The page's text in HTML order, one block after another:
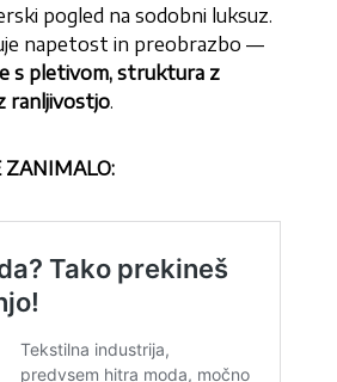
pogled na sodobni luksuz.
napetost in preobrazbo —
s pletivom, struktura z
ranljivostjo.
ZANIMALO: